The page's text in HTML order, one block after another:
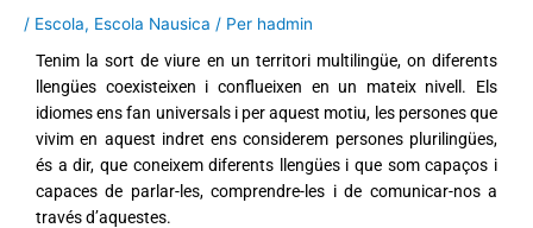
/ Escola, Escola Nausica / Per hadmin
Tenim la sort de viure en un territori multilingüe, on diferents
llengües coexisteixen i conflueixen en un mateix nivell. Els
idiomes ens fan universals i per aquest motiu, les persones que
vivim en aquest indret ens considerem persones plurilingües,
és a dir, que coneixem diferents llengües i que som capaços i
capaces de parlar-les, comprendre-les i de comunicar-nos a
través d’aquestes.